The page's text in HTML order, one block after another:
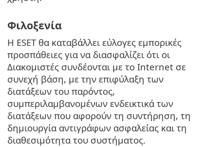
Φιλοξενία
Η ESET θα καταβάλλει εύλογες εμπορικές
προσπάθειες για να διασφαλίζει ότι οι
Διακομιστές συνδέονται με το Internet σε
συνεχή βάση, με την επιφύλαξη των
διατάξεων του παρόντος,
συμπεριλαμβανομένων ενδεικτικά των
διατάξεων που αφορούν τη συντήρηση, τη
δημιουργία αντιγράφων ασφαλείας και τη
διαθεσιμότητα του συστήματος.